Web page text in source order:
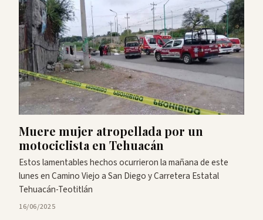
Muere mujer atropellada por un
motociclista en Tehuacán
Estos lamentables hechos ocurrieron la mañana de este
lunes en Camino Viejo a San Diego y Carretera Estatal
Tehuacán-Teotitlán
16/06/2025